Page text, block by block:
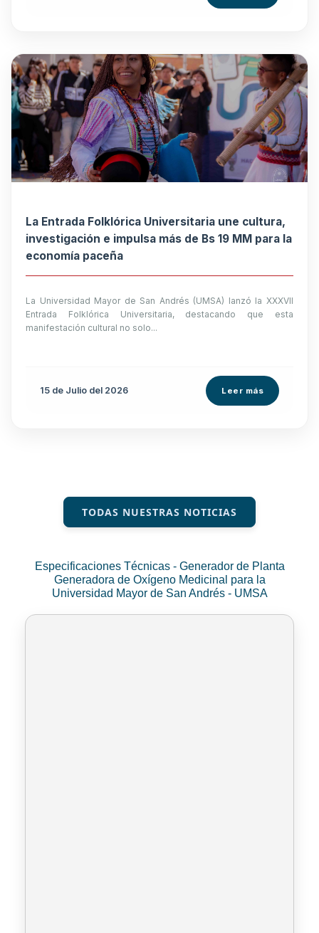
La Entrada Folklórica Universitaria une cultura,
investigación e impulsa más de Bs 19 MM para la
economía paceña
La Universidad Mayor de San Andrés (UMSA) lanzó la XXXVII
Entrada Folklórica Universitaria, destacando que esta
manifestación cultural no solo...
15 de Julio del 2026 Leer más
TODAS NUESTRAS NOTICIAS
Especificaciones Técnicas - Generador de Planta
Generadora de Oxígeno Medicinal para la
Universidad Mayor de San Andrés - UMSA